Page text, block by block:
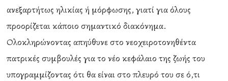
ανεξαρτήτως ηλικίας ή μόρφωσης, γιατί για όλους
προορίζεται κάποιο σημαντικό διακόνημα.
Ολοκληρώνοντας απηύθυνε στο νεοχειροτονηθέντα
πατρικές συμβουλές για το νέο κεφάλαιο της ζωής του
υπογραμμίζοντας ότι θα είναι στο πλευρό του σε ό,τι